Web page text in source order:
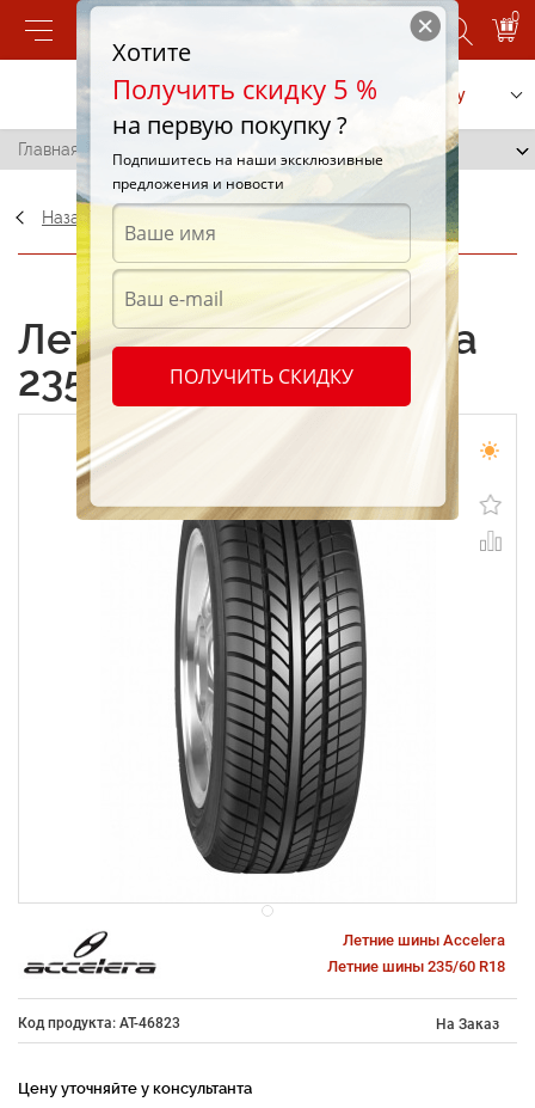
0
Позвонить Заказать услугу
Главная /
Назад
ОФИЦИАЛЬНЫЙ ДИЛЕР
Летние шины Accelera
235/60 R18 108V
Летние шины Accelera
Летние шины 235/60 R18
Код продукта: AT-46823 На Заказ
Цену уточняйте у консультанта
Хотите
Получить скидку 5 %
на первую покупку ?
Подпишитесь на наши эксклюзивные
предложения и новости
ПОЛУЧИТЬ СКИДКУ